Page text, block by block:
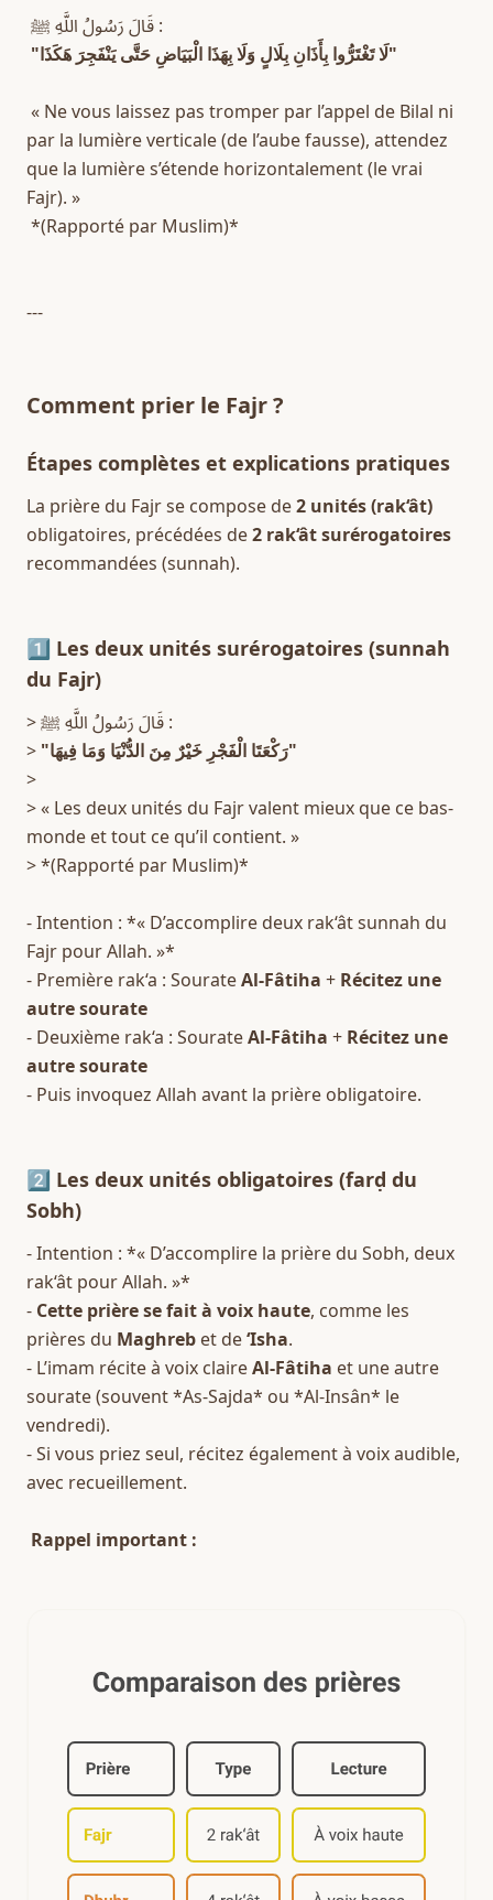
قَالَ رَسُولُ اللَّهِ ﷺ :
"لَا تَغْتَرُّوا بِأَذَانِ بِلَالٍ وَلَا بِهَذَا الْبَيَاضِ حَتَّى يَنْفَجِرَ هَكَذَا"
par la lumière verticale (de l’aube fausse), attendez
que la lumière s’étende horizontalement (le vrai
Fajr). »
*(Rapporté par Muslim)*
---
Comment prier le Fajr ?
Étapes complètes et explications pratiques
La prière du Fajr se compose de 2 unités (rak‘ât)
obligatoires, précédées de 2 rak‘ât surérogatoires
recommandées (sunnah).
1️⃣ Les deux unités surérogatoires (sunnah
du Fajr)
> قَالَ رَسُولُ اللَّهِ ﷺ :
>
"رَكْعَتَا الْفَجْرِ خَيْرٌ مِنَ الدُّنْيَا وَمَا فِيهَا"
>
> « Les deux unités du Fajr valent mieux que ce bas-
monde et tout ce qu’il contient. »
> *(Rapporté par Muslim)*
- Intention : *« D’accomplire deux rak‘ât sunnah du
Fajr pour Allah. »*
- Première rak‘a : Sourate Al-Fâtiha + Récitez une
autre sourate
- Deuxième rak‘a : Sourate Al-Fâtiha + Récitez une
autre sourate
- Puis invoquez Allah avant la prière obligatoire.
2️⃣ Les deux unités obligatoires (farḍ du
Sobh)
- Intention : *« D’accomplire la prière du Sobh, deux
rak‘ât pour Allah. »*
- Cette prière se fait à voix haute, comme les
prières du Maghreb et de ‘Isha.
- L’imam récite à voix claire Al-Fâtiha et une autre
sourate (souvent *As-Sajda* ou *Al-Insân* le
vendredi).
- Si vous priez seul, récitez également à voix audible,
avec recueillement.
Rappel important :